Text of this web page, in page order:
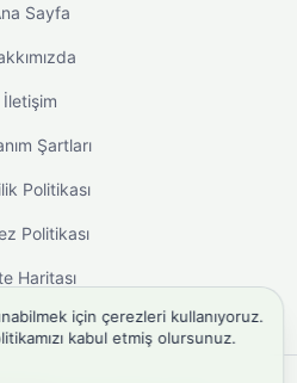
Sayfa
İletişim
Şartları
Politikası
Politikası
Haritası
için çerezleri kullanıyoruz.
kabul etmiş olursunuz.